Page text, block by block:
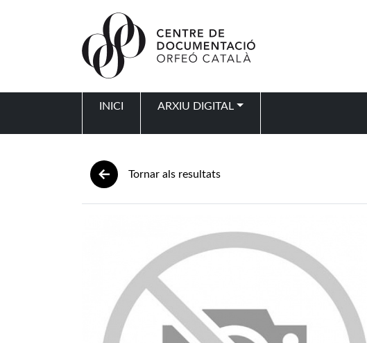
INICI ARXIU DIGITAL
Tornar als resultats